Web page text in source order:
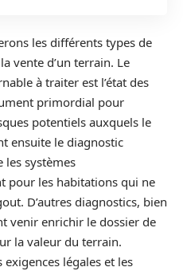
les différents types de
vente d’un terrain. Le
à traiter est l’état des
primordial pour
potentiels auxquels le
ensuite le diagnostic
les systèmes
pour les habitations qui ne
D’autres diagnostics, bien
venir enrichir le dossier de
la valeur du terrain.
légales et les